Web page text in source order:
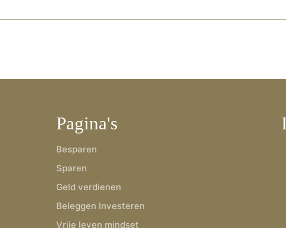
Pagina's
Besparen
Sparen
Geld verdienen
Beleggen Investeren
Vrije leven mindset